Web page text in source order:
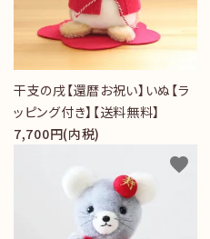
干支の戌【還暦お祝い】いぬ【ラ
ッピング付き】【送料無料】
7,700円(内税)
favorite